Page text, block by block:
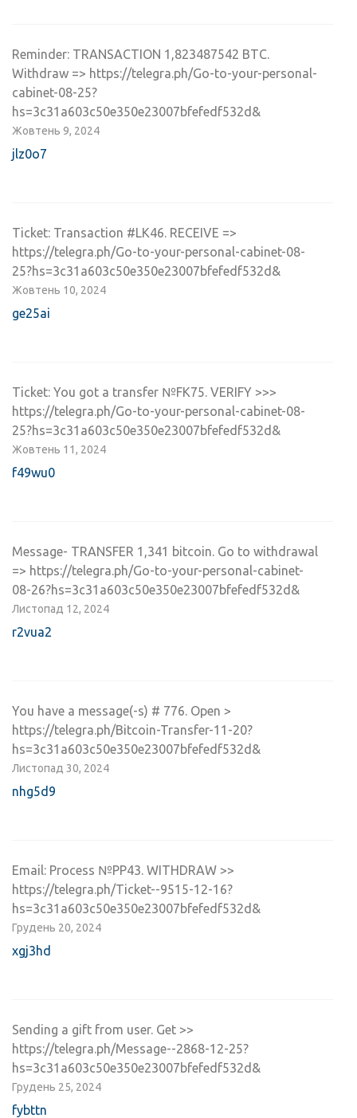
Reminder: TRANSACTION 1,823487542 BTC.
Withdraw => https://telegra.ph/Go-to-your-personal-
cabinet-08-25?
hs=3c31a603c50e350e23007bfefedf532d&
Жовтень 9, 2024
jlz0o7
Ticket: Transaction #LK46. RECEIVE =>
https://telegra.ph/Go-to-your-personal-cabinet-08-
25?hs=3c31a603c50e350e23007bfefedf532d&
Жовтень 10, 2024
ge25ai
Ticket: You got a transfer №FK75. VERIFY >>>
https://telegra.ph/Go-to-your-personal-cabinet-08-
25?hs=3c31a603c50e350e23007bfefedf532d&
Жовтень 11, 2024
f49wu0
Message- TRANSFER 1,341 bitcoin. Go to withdrawal
=> https://telegra.ph/Go-to-your-personal-cabinet-
08-26?hs=3c31a603c50e350e23007bfefedf532d&
Листопад 12, 2024
r2vua2
You have a message(-s) # 776. Open >
https://telegra.ph/Bitcoin-Transfer-11-20?
hs=3c31a603c50e350e23007bfefedf532d&
Листопад 30, 2024
nhg5d9
Email: Process №PP43. WITHDRAW >>
https://telegra.ph/Ticket--9515-12-16?
hs=3c31a603c50e350e23007bfefedf532d&
Грудень 20, 2024
xgj3hd
Sending a gift from user. Get >>
https://telegra.ph/Message--2868-12-25?
hs=3c31a603c50e350e23007bfefedf532d&
Грудень 25, 2024
fybttn